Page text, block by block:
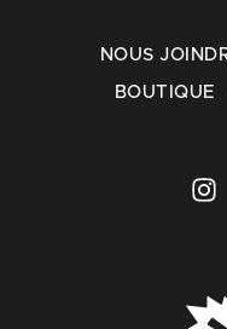
NOUS
BOUTIQUE